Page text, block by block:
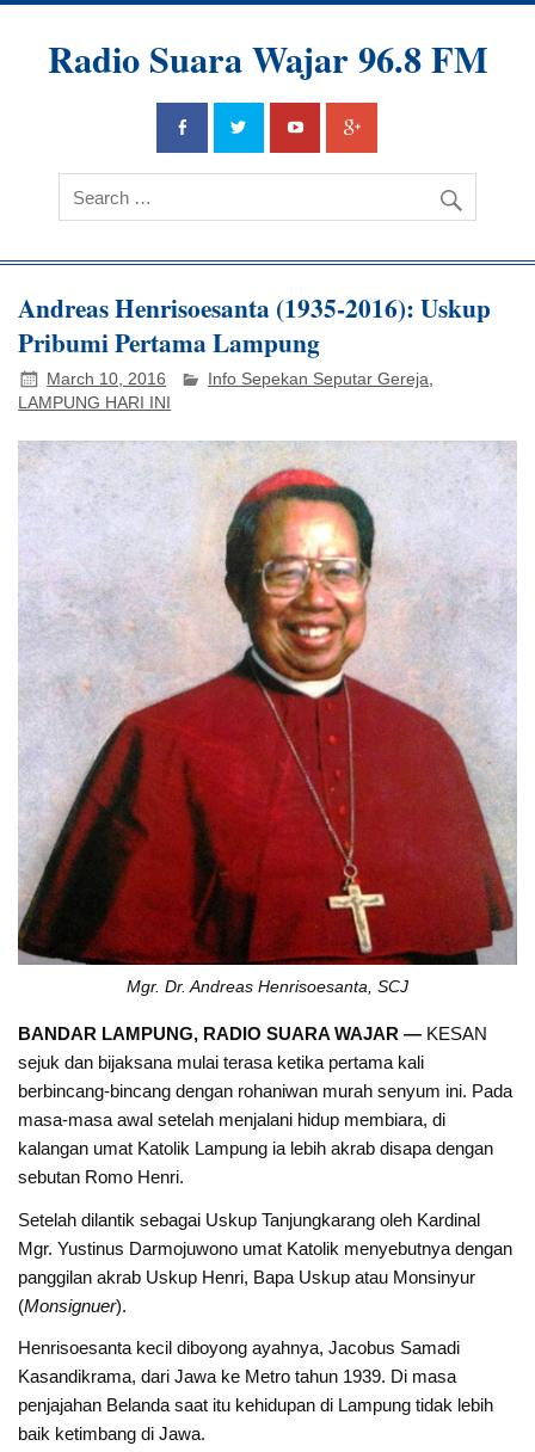
Radio Suara Wajar 96.8 FM
Andreas Henrisoesanta (1935-2016): Uskup
Pribumi Pertama Lampung
March 10, 2016 Info Sepekan Seputar Gereja
LAMPUNG HARI INI
Mgr. Dr. Andreas Henrisoesanta, SCJ
BANDAR LAMPUNG, RADIO SUARA WAJAR — KESAN
sejuk dan bijaksana mulai terasa ketika pertama kali
berbincang-bincang dengan rohaniwan murah senyum ini. Pada
masa-masa awal setelah menjalani hidup membiara, di
kalangan umat Katolik Lampung ia lebih akrab disapa dengan
sebutan Romo Henri.
Setelah dilantik sebagai Uskup Tanjungkarang oleh Kardinal
Mgr. Yustinus Darmojuwono umat Katolik menyebutnya dengan
panggilan akrab Uskup Henri, Bapa Uskup atau Monsinyur
(Monsignuer).
Henrisoesanta kecil diboyong ayahnya, Jacobus Samadi
Kasandikrama, dari Jawa ke Metro tahun 1939. Di masa
penjajahan Belanda saat itu kehidupan di Lampung tidak lebih
baik ketimbang di Jawa.